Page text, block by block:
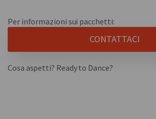
Per informazioni sui pacchetti:
CONTATTACI
Cosa aspetti? Ready to Dance?